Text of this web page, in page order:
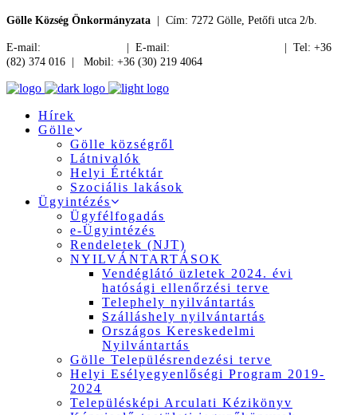
Gölle Község Önkormányzata | Cím: 7272 Gölle, Petőfi utca 2/b.
E-mail: | E-mail:
| Tel: +36
(82) 374 016 | Mobil: +36 (30) 219 4064
Hírek
Gölle
Gölle községről
Látnivalók
Helyi Értéktár
Szociális lakások
Ügyintézés
Ügyfélfogadás
e-Ügyintézés
Rendeletek (NJT)
NYILVÁNTARTÁSOK
Vendéglátó üzletek 2024. évi
hatósági ellenőrzési terve
Telephely nyilvántartás
Szálláshely nyilvántartás
Országos Kereskedelmi
Nyilvántartás
Gölle Településrendezési terve
Helyi Esélyegyenlőségi Program 2019-
2024
Településképi Arculati Kézikönyv